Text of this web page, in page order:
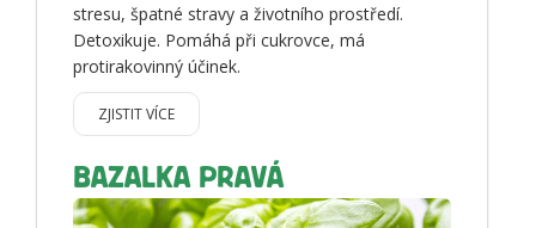
stresu, špatné stravy a životního prostředí.
Detoxikuje. Pomáhá při cukrovce, má
protirakovinný účinek.
ZJISTIT VÍCE
BAZALKA PRAVÁ